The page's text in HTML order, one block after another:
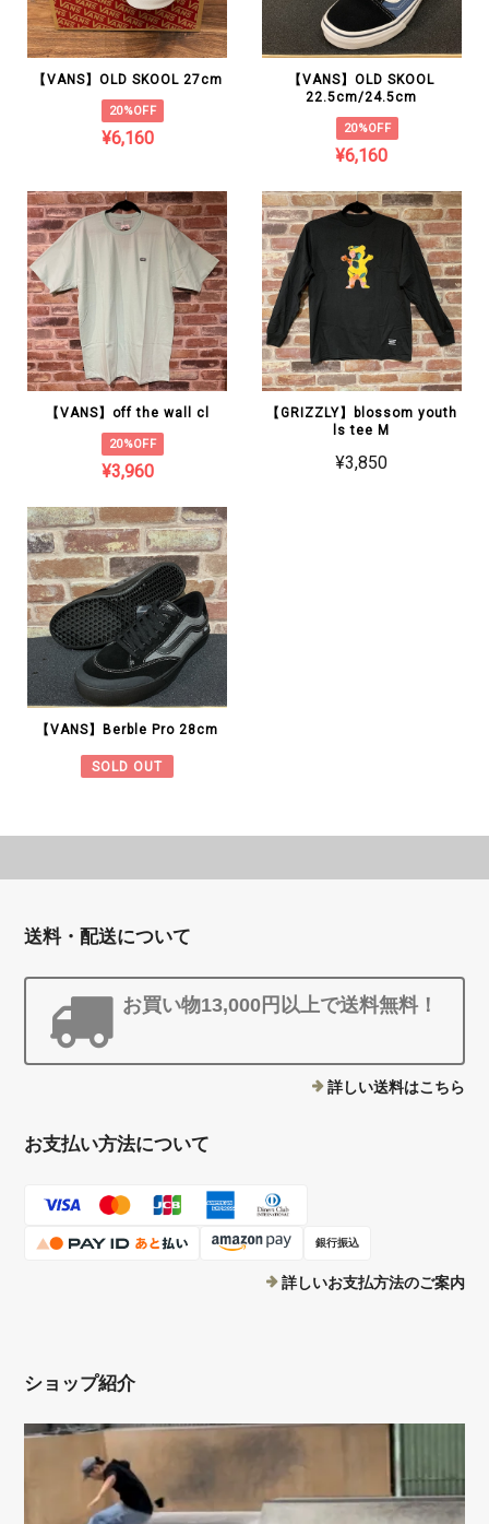
【VANS】OLD SKOOL 27cm
20%OFF
¥6,160
【VANS】OLD SKOOL
22.5cm/24.5cm
20%OFF
¥6,160
【VANS】off the wall cl
20%OFF
¥3,960
【GRIZZLY】blossom youth
ls tee M
¥3,850
【VANS】Berble Pro 28cm
SOLD OUT
送料・配送について
お買い物13,000円以上で送料無料！
詳しい送料はこちら
お支払い方法について
銀行振込
詳しいお支払方法のご案内
ショップ紹介